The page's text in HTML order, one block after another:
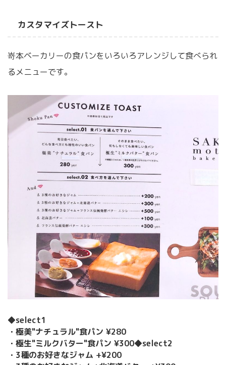
カスタマイズトースト
嵜本ベーカリーの食パンをいろいろアレンジして食べられ
るメニューです。
◆select1
・極美"ナチュラル"食パン ¥280
・極生"ミルクバター"食パン ¥300◆select2
・3種のお好きなジャム +¥200